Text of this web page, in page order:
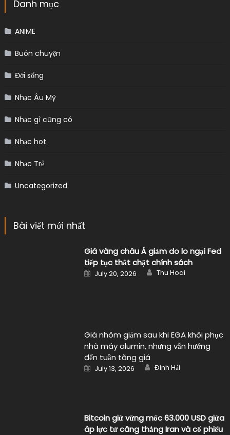
Danh mục
ANIME
Buôn chuyện
Đời sống
Nhạc Âu Mỹ
Nhạc gì cũng có
Nhạc hot
Nhạc Trẻ
Uncategorized
Bài viết mới nhất
Giá vàng châu Á giảm do lo ngại Fed
tiếp tục thắt chặt chính sách
Posted
on
July 20, 2026 Author
Thu Hoai
Giá nhôm giảm sau khi EGA khôi phục
nhà máy alumin, nhưng vẫn hướng
đến tuần tăng giá
Posted
on
July 13, 2026 Author
Đình Hải
Bitcoin giữ vững mốc 63.000 USD giữa
áp lực từ căng thẳng Iran và cổ phiếu